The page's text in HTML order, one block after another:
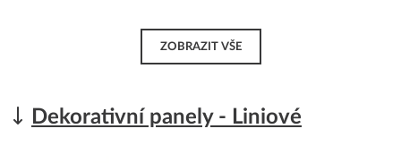
ZOBRAZIT VŠE
Dekorativní panely - Liniové